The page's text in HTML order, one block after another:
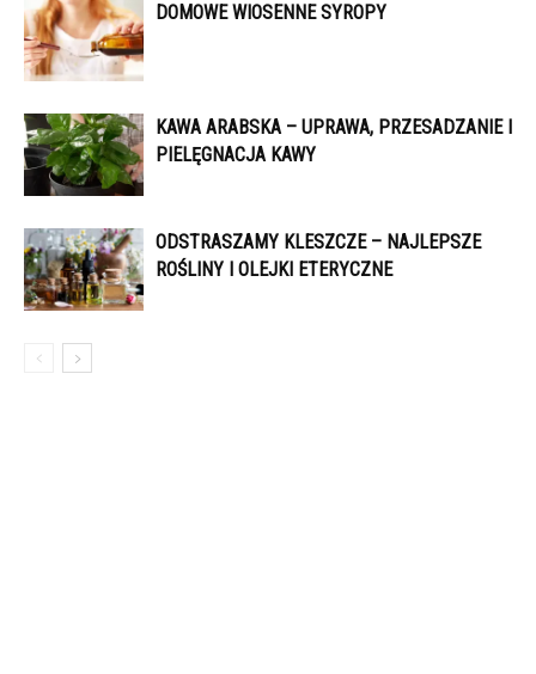
DOMOWE WIOSENNE SYROPY
KAWA ARABSKA – UPRAWA, PRZESADZANIE I
PIELĘGNACJA KAWY
ODSTRASZAMY KLESZCZE – NAJLEPSZE
ROŚLINY I OLEJKI ETERYCZNE